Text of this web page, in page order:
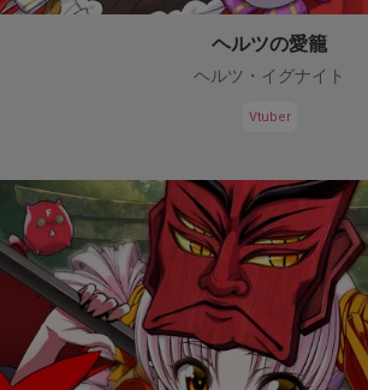
ヘルツの愛籠
ヘルツ・イグナイト
Vtuber